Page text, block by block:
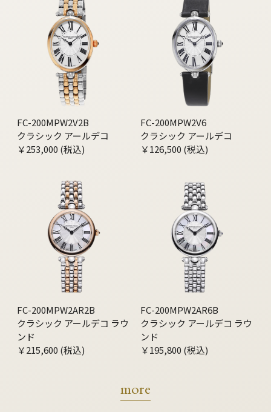
FC-200MPW2V2B
クラシック アールデコ
￥253,000 (税込)
FC-200MPW2V6
クラシック アールデコ
￥126,500 (税込)
FC-200MPW2AR2B
クラシック アールデコ ラウ
ンド
￥215,600 (税込)
FC-200MPW2AR6B
クラシック アールデコ ラウ
ンド
￥195,800 (税込)
more